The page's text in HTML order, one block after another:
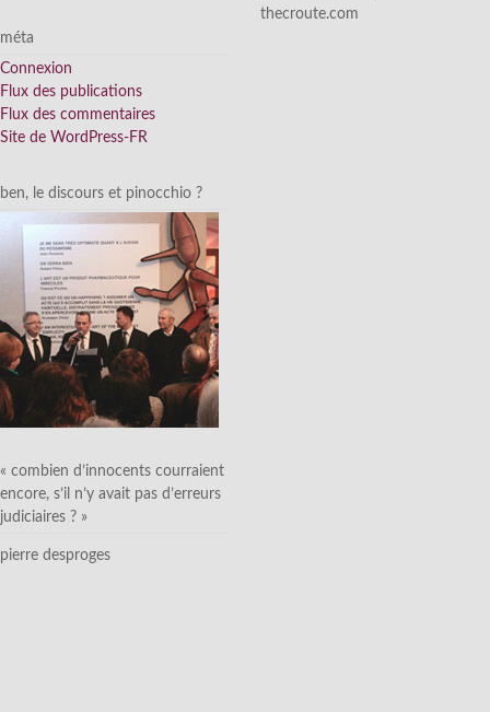
méta
Connexion
Flux des publications
Flux des commentaires
Site de WordPress-FR
ben, le discours et pinocchio ?
« combien d’innocents courraient
encore, s’il n’y avait pas d’erreurs
judiciaires ? »
pierre desproges
thecroute.com